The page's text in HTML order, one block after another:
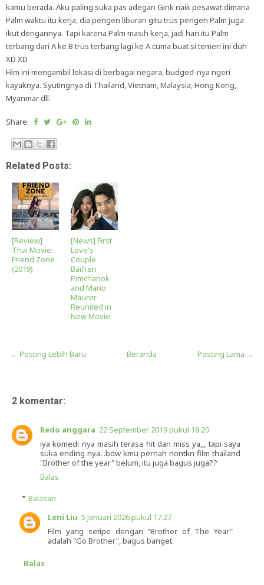
kamu berada. Aku paling suka pas adegan Gink naik pesawat dimana
Palm waktu itu kerja, dia pengen liburan gitu trus pengen Palm juga
ikut dengannya. Tapi karena Palm masih kerja, jadi hari itu Palm
terbang dari A ke B trus terbang lagi ke A cuma buat si temen ini duh
XD XD
Film ini mengambil lokasi di berbagai negara, budged-nya ngeri
kayaknya. Syutingnya di Thailand, Vietnam, Malaysia, Hong Kong,
Myanmar dll.
Share:
Related Posts:
[Review]
Thai Movie:
Friend Zone
(2019)
[News] First
Love's
Couple
Baifren
Pimchanok
and Mario
Maurer
Reunited in
New Movie
← Posting Lebih Baru Posting Lama →
Beranda
2 komentar:
Redo anggara 22 September 2019 pukul 18.20
iya komedi nya masih terasa hit dan miss ya,,, tapi saya
suka ending nya...bdw kmu pernah nontkn film thailand
"Brother of the year" belum, itu juga bagus juga??
Balas
Balasan
Leni Liu 5 Januari 2026 pukul 17.27
Film yang setipe dengan "Brother of The Year"
adalah "Go Brother", bagus banget.
Balas